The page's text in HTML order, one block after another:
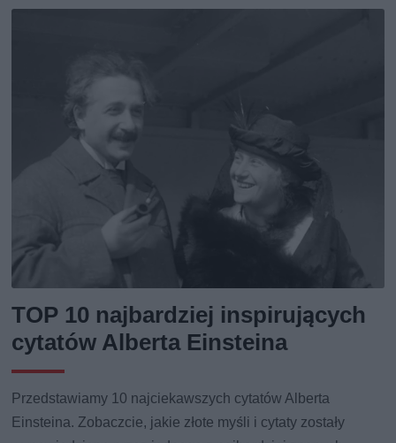
TOP 10 najbardziej inspirujących
cytatów Alberta Einsteina
Przedstawiamy 10 najciekawszych cytatów Alberta
Einsteina. Zobaczcie, jakie złote myśli i cytaty zostały